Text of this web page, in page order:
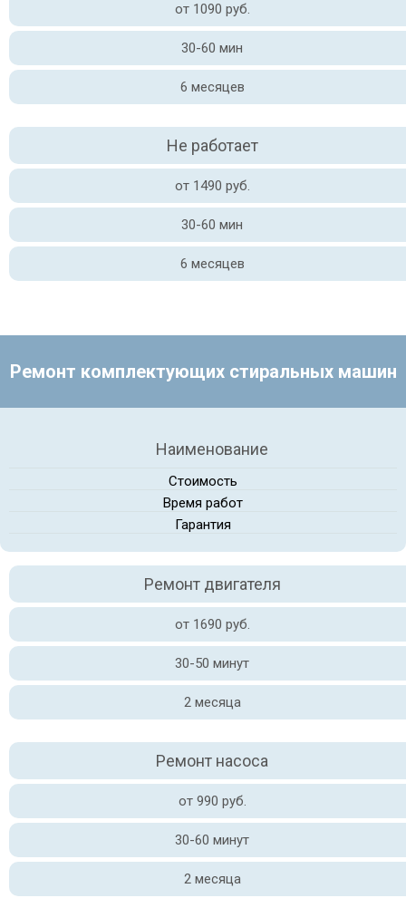
от 1090 руб.
30-60 мин
6 месяцев
Не работает
от 1490 руб.
30-60 мин
6 месяцев
Ремонт комплектующих стиральных машин
Наименование
Стоимость
Время работ
Гарантия
Ремонт двигателя
от 1690 руб.
30-50 минут
2 месяца
Ремонт насоса
от 990 руб.
30-60 минут
2 месяца